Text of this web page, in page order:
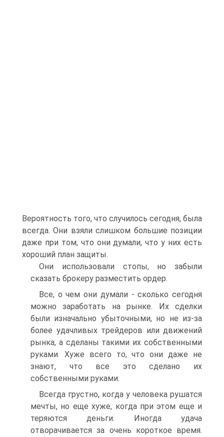
Вероятность того, что случилось сегодня, была
всегда. Они взяли слишком большие позиции
даже при том, что они думали, что у них есть
хороший план защиты.
Они использовали стопы, но забыли
сказать брокеру разместить ордер.
Все, о чем они думали - сколько сегодня
можно заработать на рынке. Их сделки
были изначально убыточными, но не из-за
более удачливых трейдеров или движений
рынка, а сделаны такими их собственными
руками. Хуже всего то, что они даже не
знают, что все это сделано их
собственными руками.
Всегда грустно, когда у человека рушатся
мечты, но еще хуже, когда при этом еще и
теряются деньги. Иногда удача
отворачивается за очень короткое время.